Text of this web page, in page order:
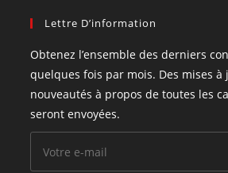
Lettre D’information
Obtenez l’ensemble des derniers
quelques fois par mois. Des mises à
nouveautés à propos de toutes les
seront envoyées.